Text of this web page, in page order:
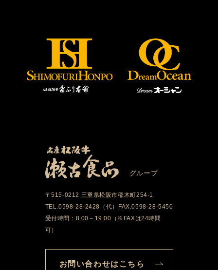
グループ
〒515-0212 三重県松阪市稲木町254-1
TEL.0598-28-2428（代）FAX.0598-28-5450
受付時間：8:00～19:00（※FAXは24時間
可）
お問い合わせはこちら